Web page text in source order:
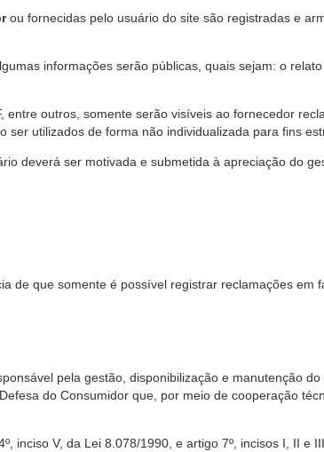
ou fornecidas pelo usuário do site são registradas e
informações serão públicas, quais sejam: o
outros, somente serão visíveis ao fornecedor
utilizados de forma não individualizada para fins
deverá ser motivada e submetida à apreciação do
de que somente é possível registrar reclamações em
pela gestão, disponibilização e manutenção do
do Consumidor que, por meio de cooperação
inciso V, da Lei 8.078/1990, e artigo 7º, incisos I, II e